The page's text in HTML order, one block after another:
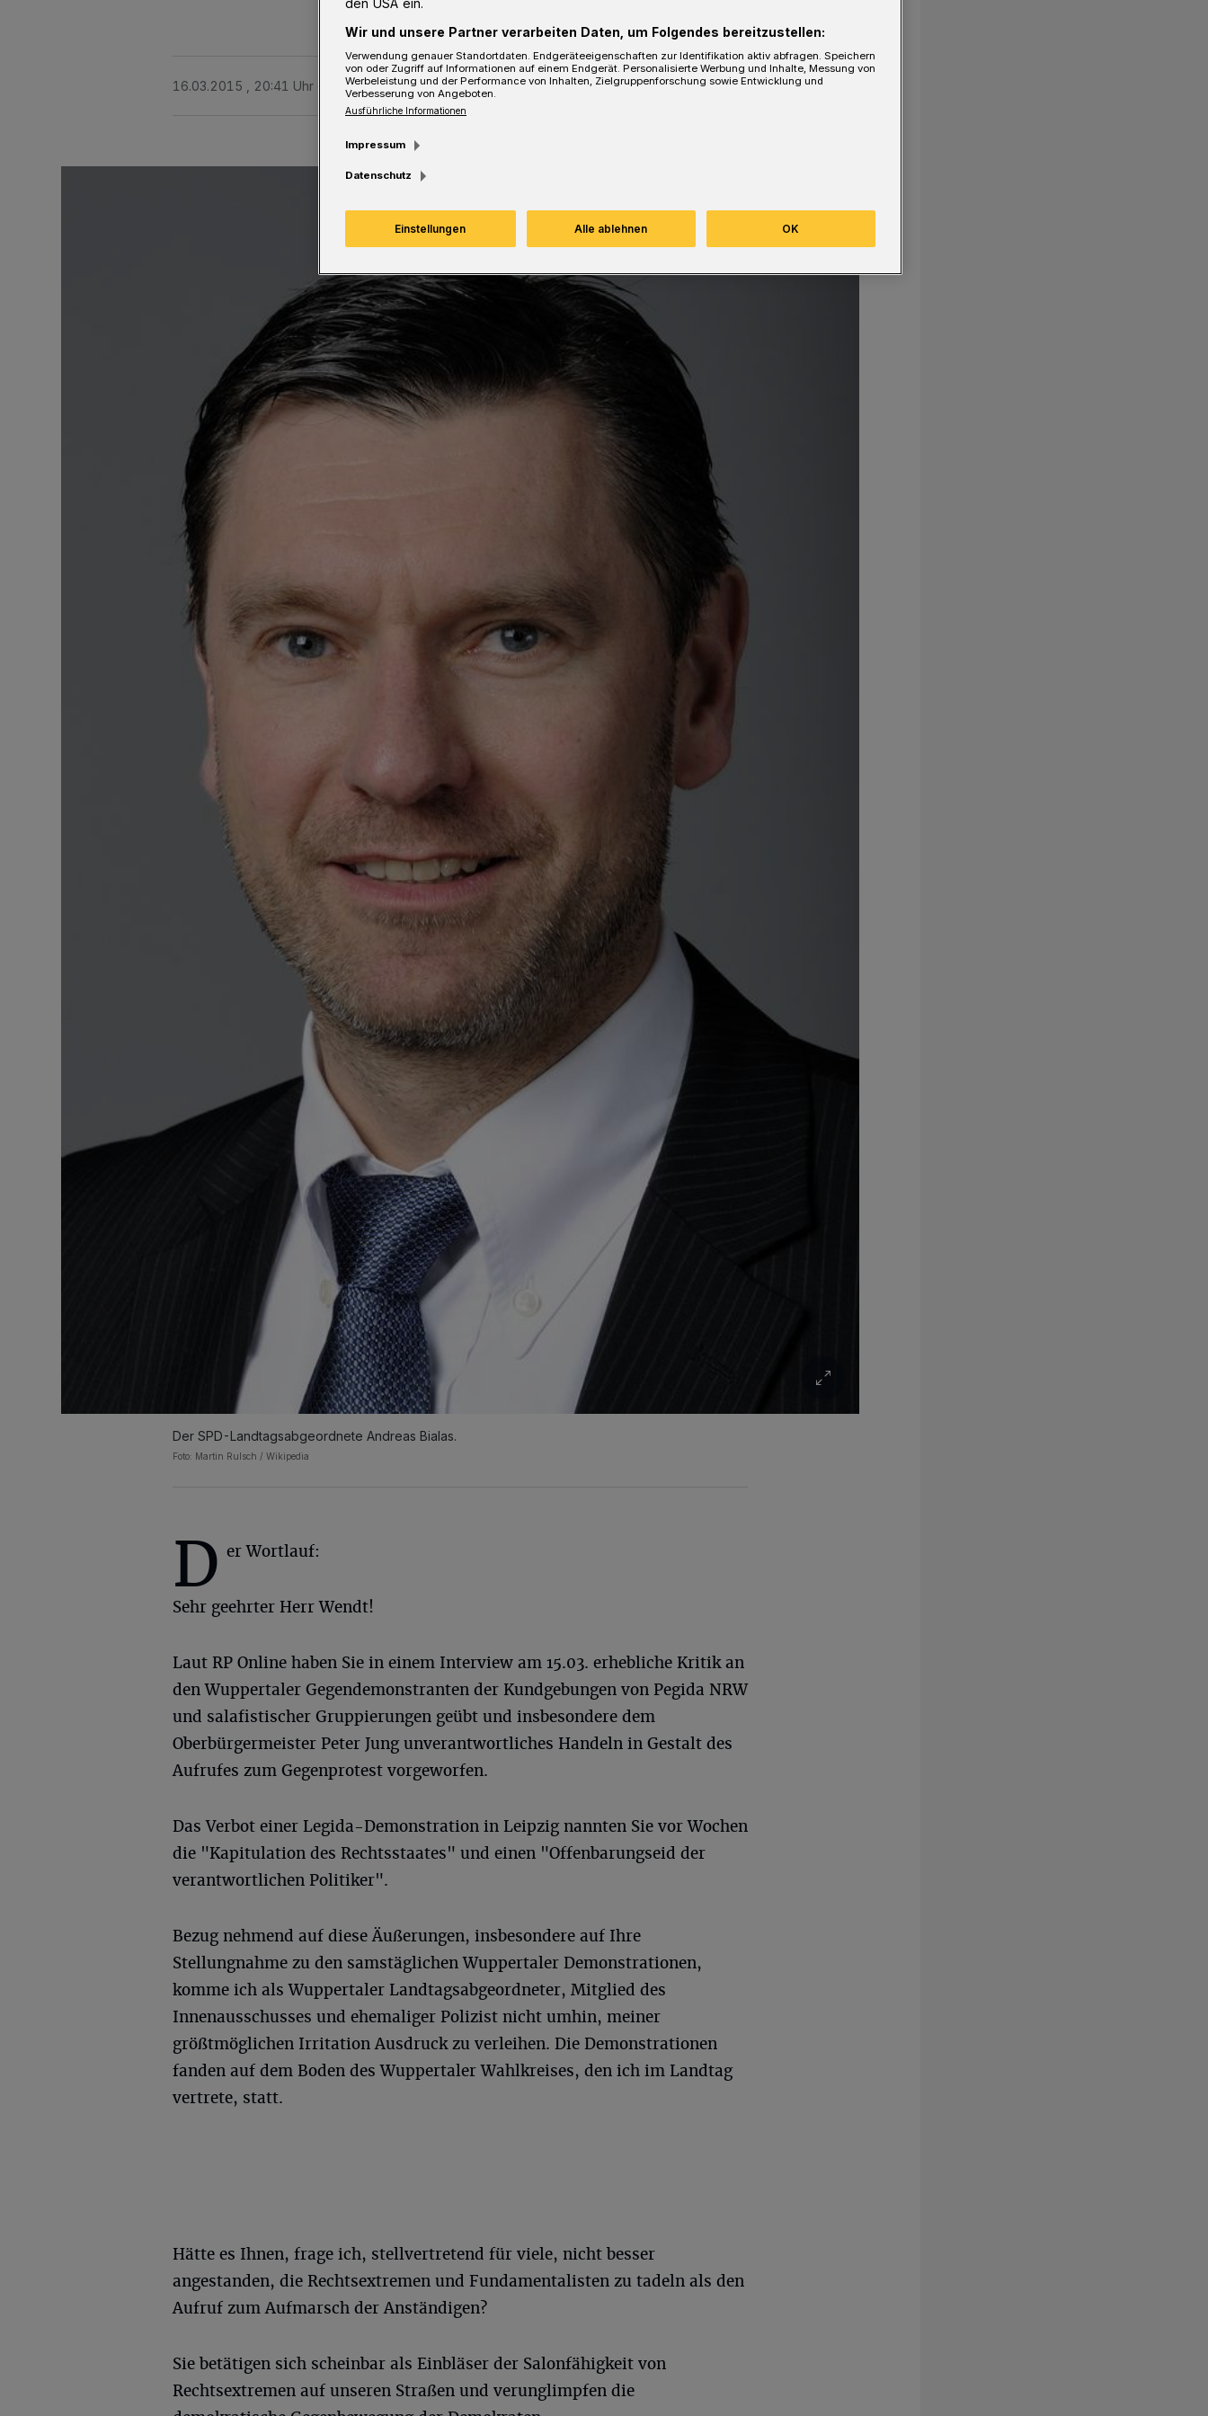
16.03.2015 , 20:41 Uhr 4 Minuten Lesezeit
Der SPD-Landtagsabgeordnete Andreas Bialas.
Foto: Martin Rulsch / Wikipedia
D er Wortlauf:
Sehr geehrter Herr Wendt!
Laut RP Online haben Sie in einem Interview am 15.03. erhebliche Kritik an
den Wuppertaler Gegendemonstranten der Kundgebungen von Pegida NRW
und salafistischer Gruppierungen geübt und insbesondere dem
Oberbürgermeister Peter Jung unverantwortliches Handeln in Gestalt des
Aufrufes zum Gegenprotest vorgeworfen.
Das Verbot einer Legida-Demonstration in Leipzig nannten Sie vor Wochen
die "Kapitulation des Rechtsstaates" und einen "Offenbarungseid der
verantwortlichen Politiker".
Bezug nehmend auf diese Äußerungen, insbesondere auf Ihre
Stellungnahme zu den samstäglichen Wuppertaler Demonstrationen,
komme ich als Wuppertaler Landtagsabgeordneter, Mitglied des
Innenausschusses und ehemaliger Polizist nicht umhin, meiner
größtmöglichen Irritation Ausdruck zu verleihen. Die Demonstrationen
fanden auf dem Boden des Wuppertaler Wahlkreises, den ich im Landtag
vertrete, statt.
Hätte es Ihnen, frage ich, stellvertretend für viele, nicht besser
angestanden, die Rechtsextremen und Fundamentalisten zu tadeln als den
Aufruf zum Aufmarsch der Anständigen?
Sie betätigen sich scheinbar als Einbläser der Salonfähigkeit von
Rechtsextremen auf unseren Straßen und verunglimpfen die
den USA ein.
Wir und unsere Partner verarbeiten Daten, um Folgendes bereitzustellen:
Verwendung genauer Standortdaten. Endgeräteeigenschaften zur Identifikation aktiv abfragen. Speichern
von oder Zugriff auf Informationen auf einem Endgerät. Personalisierte Werbung und Inhalte, Messung von
Werbeleistung und der Performance von Inhalten, Zielgruppenforschung sowie Entwicklung und
Verbesserung von Angeboten.
Ausführliche Informationen
Impressum
Datenschutz
Einstellungen Alle ablehnen OK